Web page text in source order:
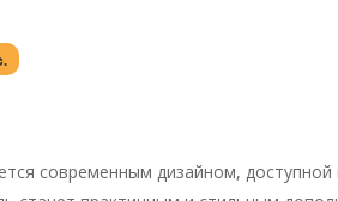
современным дизайном,